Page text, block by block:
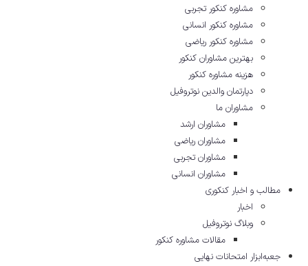
مشاوره کنکور تجربی
مشاوره کنکور انسانی
مشاوره کنکور ریاضی
بهترین مشاوران کنکور
هزینه مشاوره کنکور
دپارتمان والدین نوتروفیل
مشاوران ما
مشاوران ارشد
مشاوران ریاضی
مشاوران تجربی
مشاوران انسانی
مطالب و اخبار کنکوری
اخبار
وبلاگ نوتروفیل
مقالات مشاوره‌ کنکور
جعبه‌ابزار امتحانات نهایی